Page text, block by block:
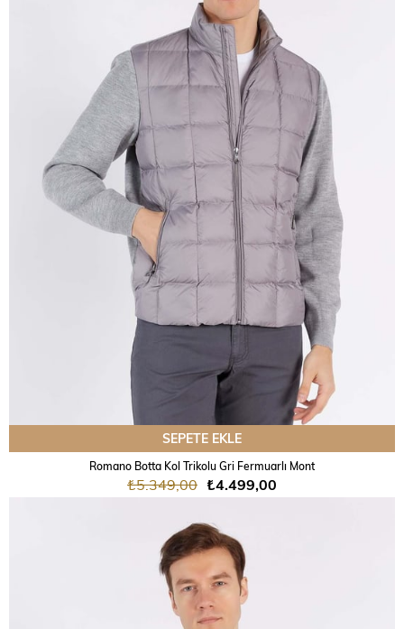
SEPETE EKLE
Romano Botta Kol Trikolu Gri Fermuarlı Mont
₺5.349,00 ₺4.499,00